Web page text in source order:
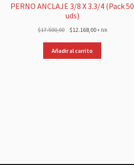
PERNO ANCLAJE 3/8 X 3.3/4 (Pack 50
uds)
$17.500,00
original
era:
$12.168,00El
es:
+ IVA
Añadir al carrito